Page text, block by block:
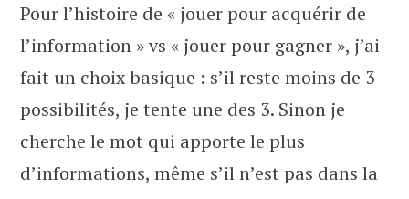
Pour l’histoire de « jouer pour acquérir de
l’information » vs « jouer pour gagner », j’ai
fait un choix basique : s’il reste moins de 3
possibilités, je tente une des 3. Sinon je
cherche le mot qui apporte le plus
d’informations, même s’il n’est pas dans la